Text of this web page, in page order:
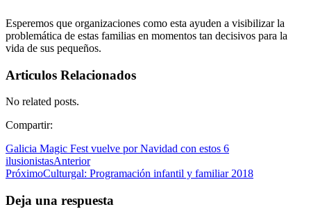
Esperemos que organizaciones como esta ayuden a visibilizar la
problemática de estas familias en momentos tan decisivos para la
vida de sus pequeños.
Articulos Relacionados
No related posts.
Compartir:
Galicia Magic Fest vuelve por Navidad con estos 6
ilusionistasAnterior
PróximoCulturgal: Programación infantil y familiar 2018
Deja una respuesta